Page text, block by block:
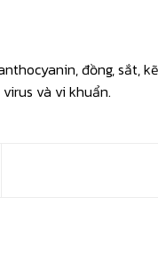
đồng, sắt,
và vi khuẩn.